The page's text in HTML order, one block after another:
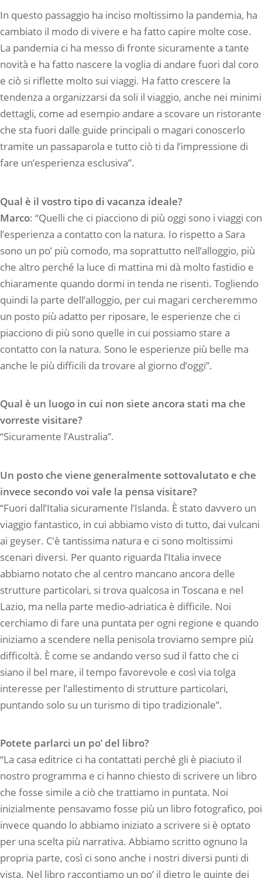
In questo passaggio ha inciso moltissimo la pandemia, ha
cambiato il modo di vivere e ha fatto capire molte cose.
La pandemia ci ha messo di fronte sicuramente a tante
novità e ha fatto nascere la voglia di andare fuori dal coro
e ciò si riflette molto sui viaggi. Ha fatto crescere la
tendenza a organizzarsi da soli il viaggio, anche nei minimi
dettagli, come ad esempio andare a scovare un ristorante
che sta fuori dalle guide principali o magari conoscerlo
tramite un passaparola e tutto ciò ti da l’impressione di
fare un’esperienza esclusiva”.
Qual è il vostro tipo di vacanza ideale?
Marco: “Quelli che ci piacciono di più oggi sono i viaggi con
l’esperienza a contatto con la natura. Io rispetto a Sara
sono un po’ più comodo, ma soprattutto nell’alloggio, più
che altro perché la luce di mattina mi dà molto fastidio e
chiaramente quando dormi in tenda ne risenti. Togliendo
quindi la parte dell’alloggio, per cui magari cercheremmo
un posto più adatto per riposare, le esperienze che ci
piacciono di più sono quelle in cui possiamo stare a
contatto con la natura. Sono le esperienze più belle ma
anche le più difficili da trovare al giorno d’oggi”.
Qual è un luogo in cui non siete ancora stati ma che
vorreste visitare?
“Sicuramente l’Australia”.
Un posto che viene generalmente sottovalutato e che
invece secondo voi vale la pensa visitare?
“Fuori dall’Italia sicuramente l’Islanda. È stato davvero un
viaggio fantastico, in cui abbiamo visto di tutto, dai vulcani
ai geyser. C’è tantissima natura e ci sono moltissimi
scenari diversi. Per quanto riguarda l’Italia invece
abbiamo notato che al centro mancano ancora delle
strutture particolari, si trova qualcosa in Toscana e nel
Lazio, ma nella parte medio-adriatica è difficile. Noi
cerchiamo di fare una puntata per ogni regione e quando
iniziamo a scendere nella penisola troviamo sempre più
difficoltà. È come se andando verso sud il fatto che ci
siano il bel mare, il tempo favorevole e così via tolga
interesse per l’allestimento di strutture particolari,
puntando solo su un turismo di tipo tradizionale”.
Potete parlarci un po’ del libro?
“La casa editrice ci ha contattati perché gli è piaciuto il
nostro programma e ci hanno chiesto di scrivere un libro
che fosse simile a ciò che trattiamo in puntata. Noi
inizialmente pensavamo fosse più un libro fotografico, poi
invece quando lo abbiamo iniziato a scrivere si è optato
per una scelta più narrativa. Abbiamo scritto ognuno la
propria parte, così ci sono anche i nostri diversi punti di
vista. Nel libro raccontiamo un po’ il dietro le quinte dei